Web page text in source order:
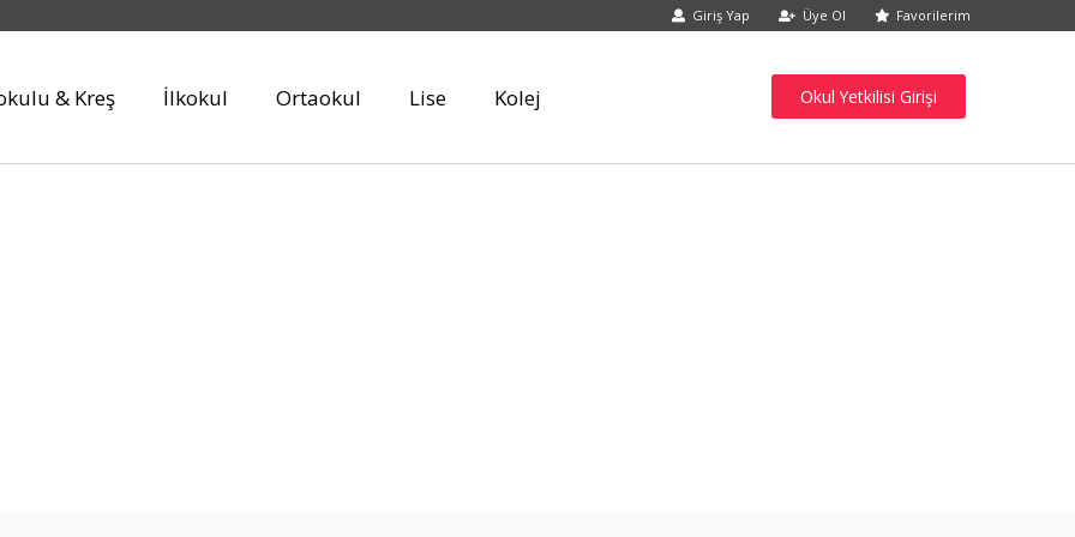
Giriş Yap Üye Ol Favorilerim
& Kreş İlkokul Ortaokul Lise Kolej Okul Yetkilisi Girişi